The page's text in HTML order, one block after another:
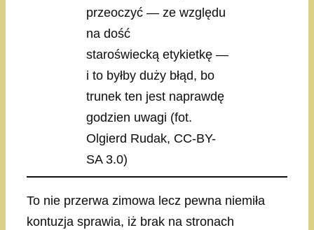
przeoczyć — ze względu
na dość
staroświecką etykietkę —
i to byłby duży błąd, bo
trunek ten jest naprawdę
godzien uwagi (fot.
Olgierd Rudak, CC-BY-
SA 3.0)
To nie przerwa zimowa lecz pewna niemiła
kontuzja sprawia, iż brak na stronach